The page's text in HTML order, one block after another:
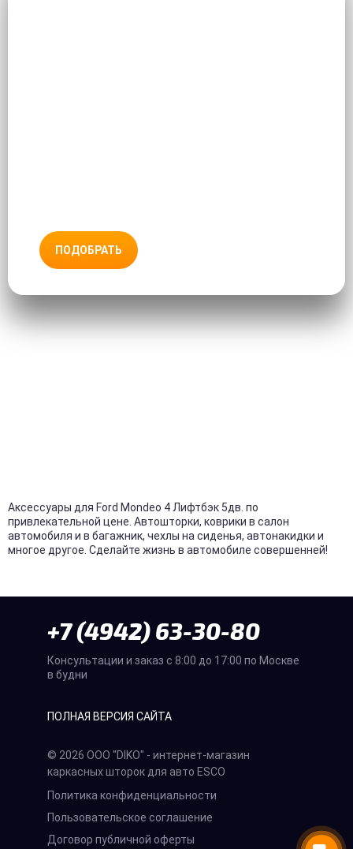
ПОДОБРАТЬ
Аксессуары для Ford Mondeo 4 Лифтбэк 5дв. по
привлекательной цене. Автошторки, коврики в салон
автомобиля и в багажник, чехлы на сиденья, автонакидки и
многое другое. Сделайте жизнь в автомобиле совершенней!
+7 (4942) 63-30-80
Консультации и заказ с 8:00 до 17:00 по Москве
в будни
ПОЛНАЯ ВЕРСИЯ САЙТА
© 2026 ООО "DIKO" - интернет-магазин
каркасных шторок для авто ESCO
Политика конфиденциальности
Пользовательское соглашение
Договор публичной оферты